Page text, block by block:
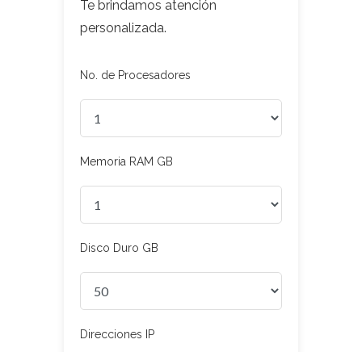
Te brindamos atención
personalizada.
No. de Procesadores
Memoria RAM GB
Disco Duro GB
Direcciones IP